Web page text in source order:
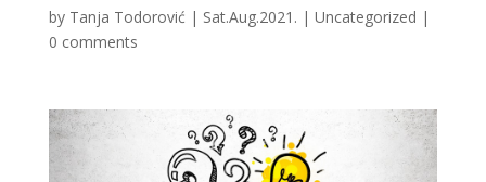
by Tanja Todorović | Sat.Aug.2021. | Uncategorized |
0 comments